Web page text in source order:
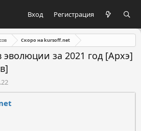
Вход Регистрация
Скоро на kursoff.net
за 2021 год [Архэ]